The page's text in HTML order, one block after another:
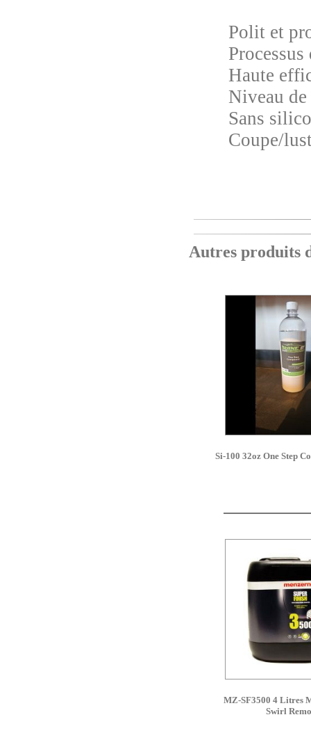
Polit et
Haute
Niveau
Sans
Coupe/
Autres produits
Si-100 32oz One Step
MZ-SF3500 4 Litres
Swirl